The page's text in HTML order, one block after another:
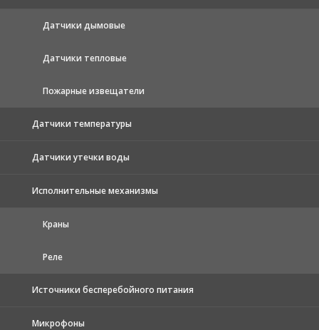
Датчики дымовые
Датчики тепловые
Пожарные извещатели
Датчики температуры
Датчики утечки воды
Исполнительные механизмы
Краны
Реле
Источники бесперебойного питания
Микрофоны